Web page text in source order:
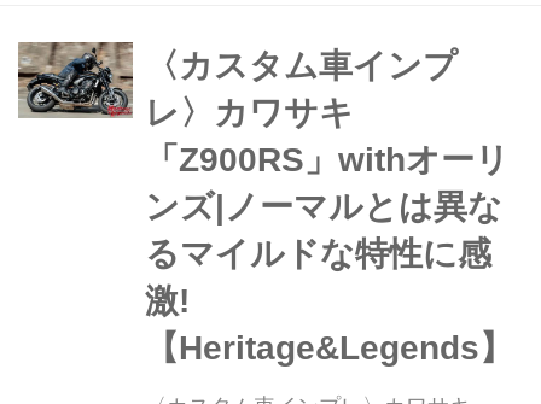
い、全国の腕利きショップや最新パー
ツ&アパレルの深堀り情報も満載!
handl-mag.com 好コンディ...
〈カスタム車インプ
レ〉カワサキ
「Z900RS」withオーリ
ンズ|ノーマルとは異な
るマイルドな特性に感
激!
【Heritage&Legends】